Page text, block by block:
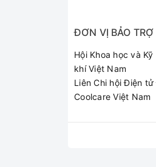
ĐƠN VỊ BẢO
Hội Khoa học và
khí Việt Nam
Liên Chi hội Điện
Coolcare Việt Nam